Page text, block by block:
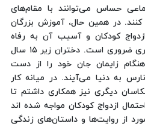
حساس می‌توانند با مقام‌های
کنند. در همین حال، آموزش بزرگان
کودکان و آسیب آن به رفاه
جسمی و عاطفی دختران نیز امری ضروری است. دختران زیر ۱۵ سال
زایمان جان خود را از دست
به دنیا می‌آیند. در میانه کار
دیگری نیز همکاری داشتم تا
ازدواج کودکان مواجه شده اند
از روایت‌ها و داستان‌های زندگی